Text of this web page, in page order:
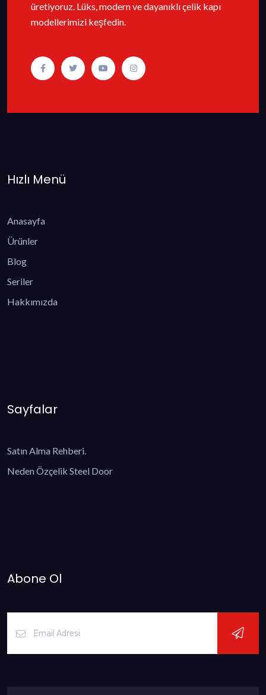
üretiyoruz. Lüks, modern ve dayanıklı çelik kapı
modellerimizi keşfedin.
Hızlı Menü
Anasayfa
Ürünler
Blog
Seriler
Hakkımızda
Sayfalar
Satın Alma Rehberi.
Neden Özçelik Steel Door
Abone Ol